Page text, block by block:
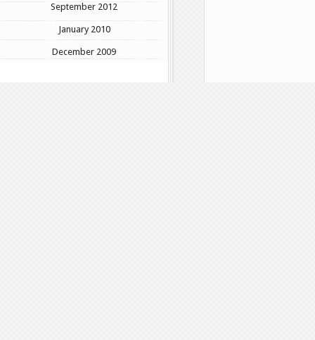
September 2012
January 2010
December 2009